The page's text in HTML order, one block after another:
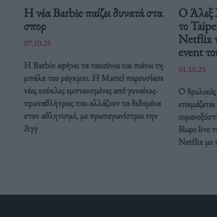
Η νέα Barbie παίζει δυνατά στα
σπορ
07.10.25
Η Barbie αφήνει τα τακούνια και πιάνει τη
μπάλα του ράγκμπι. Η Mattel παρουσίασε
νέες κούκλες εμπνευσμένες από γυναίκες-
πρωταθλήτριες που αλλάζουν τα δεδομένα
στον αθλητισμό, με πρωταγωνίστρια την
Άγγ
Ο Άλεξ
το
Netflix
event
01.10.25
Ο
δίωρο live
Netflix με